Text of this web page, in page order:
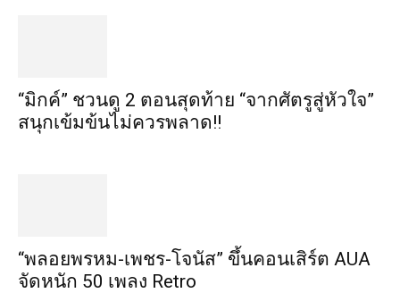
“มิกค์” ชวนดู 2 ตอนสุดท้าย “จากศัตรูสู่หัวใจ”
สนุกเข้มข้นไม่ควรพลาด!!
“พลอยพรหม-เพชร-โจนัส” ขึ้นคอนเสิร์ต AUA
จัดหนัก 50 เพลง Retro